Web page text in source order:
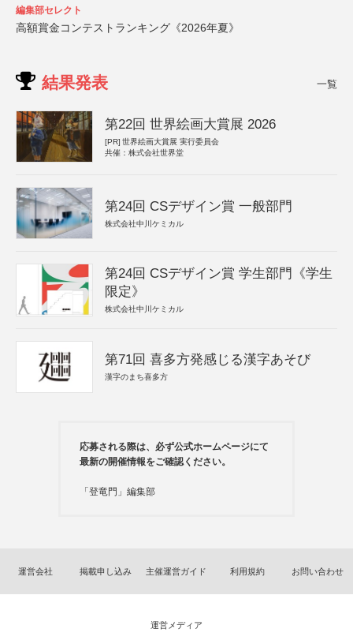
編集部セレクト
高額賞金コンテストランキング《2026年夏》
結果発表 一覧
第22回 世界絵画大賞展 2026
[PR] 世界絵画大賞展 実行委員会
共催：株式会社世界堂
第24回 CSデザイン賞 一般部門
株式会社中川ケミカル
第24回 CSデザイン賞 学生部門《学生
限定》
株式会社中川ケミカル
第71回 喜多方発感じる漢字あそび
漢字のまち喜多方
応募される際は、必ず公式ホームページにて
最新の開催情報をご確認ください。
「登竜門」編集部
運営会社 掲載申し込み 主催運営ガイド 利用規約 お問い合わせ
運営メディア